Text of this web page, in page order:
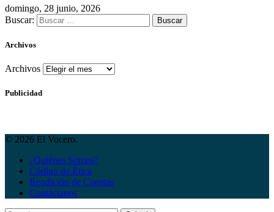
domingo, 28 junio, 2026
Buscar:
Archivos
Archivos
Publicidad
© 2026 El Vocero.
¿Quiénes Somos?
Código de Ética
Rendición de Cuentas
Contáctanos